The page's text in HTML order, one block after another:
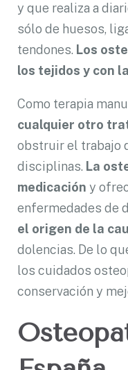
y que realiza a
sólo de huesos,
tendones. Los
los tejidos y con
Como terapia
cualquier otro
obstruir el trabajo
disciplinas. La
medicación y
enfermedades de
el origen de la
dolencias. De lo
los cuidados
conservación y